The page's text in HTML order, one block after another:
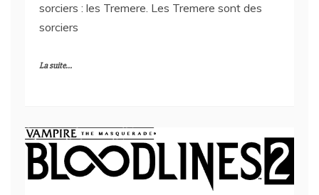
sorciers : les Tremere. Les Tremere sont des
sorciers
La suite...